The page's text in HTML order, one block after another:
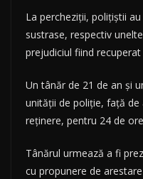
La percheziții, polițiștii
sustrase, respectiv
prejudiciul fiind
Un tânăr de 21 de an și
unității de poliție, față
reținere, pentru 24 de
Tânărul urmează a fi
cu propunere de